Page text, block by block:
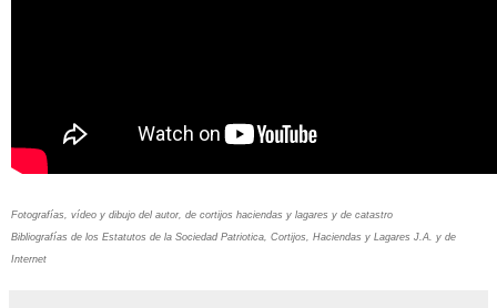
Fotografías, vídeo y dibujo del autor, de cortijos haciendas y lagares y de catastro
Bibliografías de los Estatutos de la Sociedad Patriotica, Cortijos, Haciendas y Lagares J.A. y de
Internet